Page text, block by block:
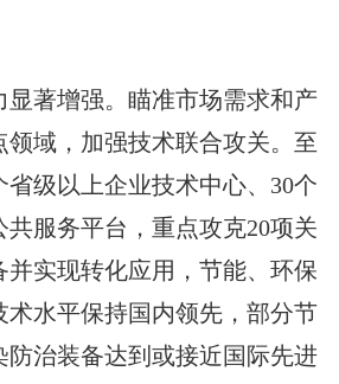
增强。瞄准市场需求和产
领域，加强技术联合攻关。至
省级以上企业技术中心、30个
共服务平台，重点攻克20项关
并实现转化应用，节能、环保
术水平保持国内领先，部分节
防治装备达到或接近国际先进